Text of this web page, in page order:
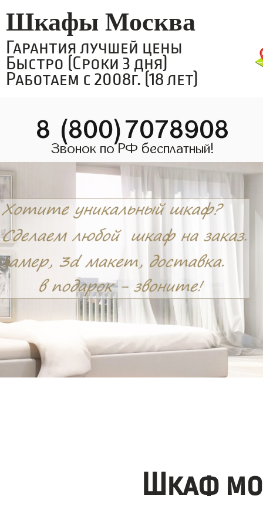
Шкафы Москва
Гарантия лучшей цены
Быстро (Сроки 3 дня)
Работаем с 2008г. (18 лет)
8 (800)7078908
Звонок по РФ бесплатный!
Шкаф